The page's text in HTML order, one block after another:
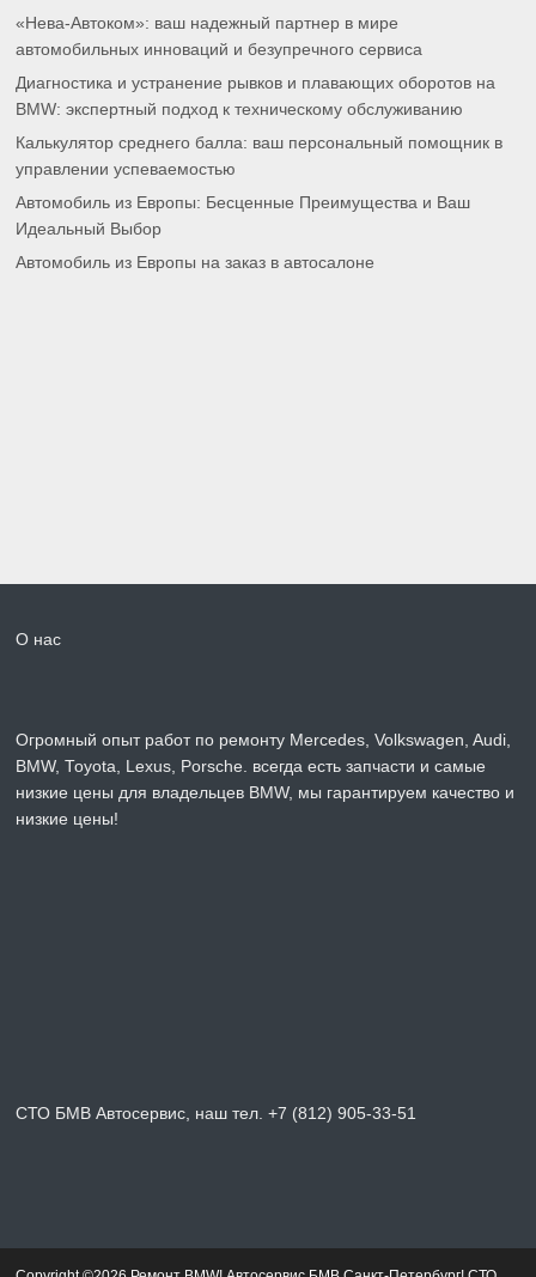
«Нева-Автоком»: ваш надежный партнер в мире
автомобильных инноваций и безупречного сервиса
Диагностика и устранение рывков и плавающих оборотов на
BMW: экспертный подход к техническому обслуживанию
Калькулятор среднего балла: ваш персональный помощник в
управлении успеваемостью
Автомобиль из Европы: Бесценные Преимущества и Ваш
Идеальный Выбор
Автомобиль из Европы на заказ в автосалоне
О нас
Огромный опыт работ по ремонту Mercedes, Volkswagen, Audi,
BMW, Toyota, Lexus, Porsche. всегда есть запчасти и самые
низкие цены для владельцев BMW, мы гарантируем качество и
низкие цены!
СТО БМВ Автосервис, наш тел. +7 (812) 905-33-51